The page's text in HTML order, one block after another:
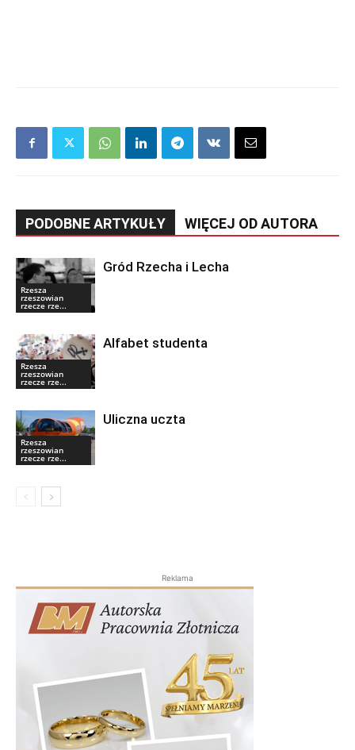
PODOBNE ARTYKUŁY WIĘCEJ OD AUTORA
Rzesza
rzeszowian
rzecze rze...
Gród Rzecha i Lecha
Rzesza
rzeszowian
rzecze rze...
Alfabet studenta
Rzesza
rzeszowian
rzecze rze...
Uliczna uczta
Reklama